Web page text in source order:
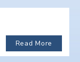
Read More